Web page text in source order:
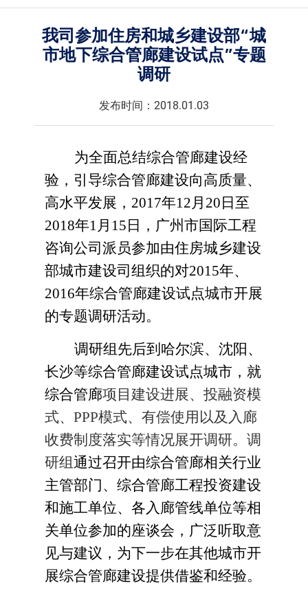
我司参加住房和城乡建设部“城
市地下综合管廊建设试点”专题
调研
发布时间：2018.01.03
为全面总结综合管廊建设经
验，引导综合管廊建设向高质量、
高水平发展，2017年12月20日至
2018年1月15日，广州市国际工程
咨询公司派员参加由住房城乡建设
部城市建设司组织的对2015年、
2016年综合管廊建设试点城市开展
的专题调研活动。
调研组先后到哈尔滨、沈阳、
长沙等综合管廊建设试点城市，就
综合管廊项目建设进展、投融资模
式、PPP模式、有偿使用以及入廊
收费制度落实等情况展开调研。调
研组通过召开由综合管廊相关行业
主管部门、综合管廊工程投资建设
和施工单位、各入廊管线单位等相
关单位参加的座谈会，广泛听取意
见与建议，为下一步在其他城市开
展综合管廊建设提供借鉴和经验。